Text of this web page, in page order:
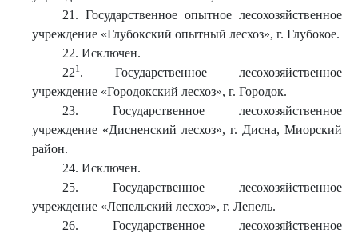
21. Государственное опытное лесохозяйственное
учреждение «Глубокский опытный лесхоз», г. Глубокое.
22. Исключен.
221. Государственное лесохозяйственное
учреждение «Городокский лесхоз», г. Городок.
23. Государственное лесохозяйственное
учреждение «Дисненский лесхоз», г. Дисна, Миорский
район.
24. Исключен.
25. Государственное лесохозяйственное
учреждение «Лепельский лесхоз», г. Лепель.
26. Государственное лесохозяйственное